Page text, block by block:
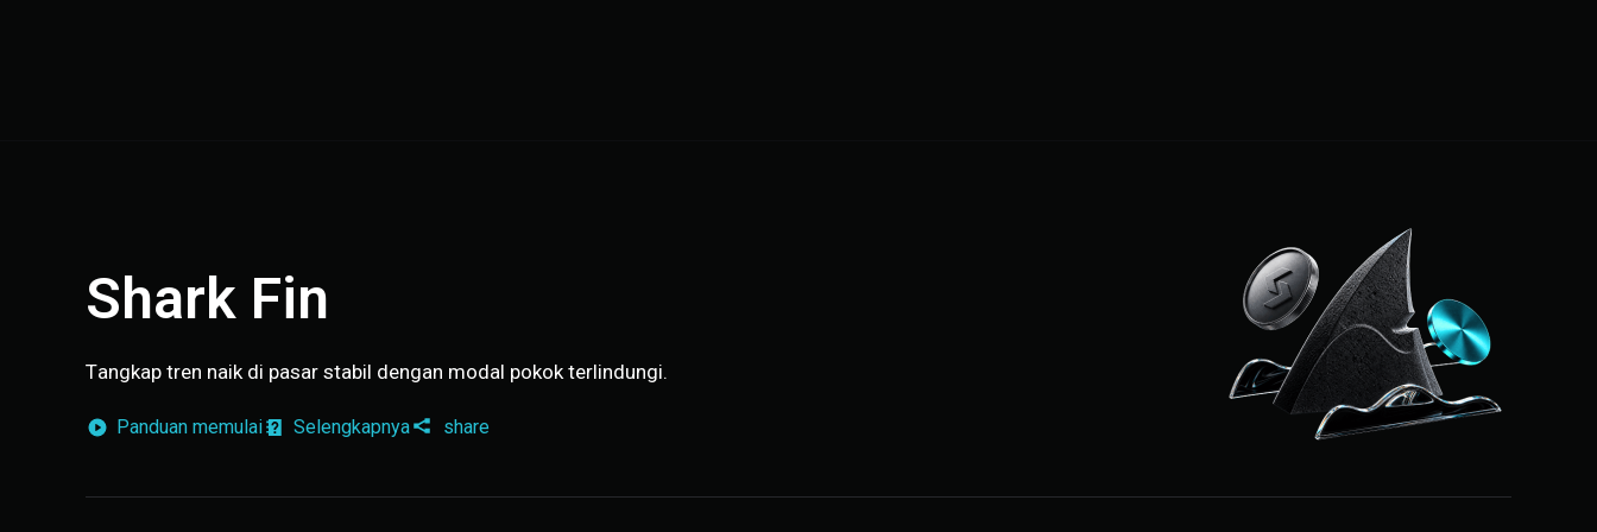
Shark Fin
Tangkap tren naik di pasar stabil dengan modal pokok terlindungi.
Panduan memulai Selengkapnya share